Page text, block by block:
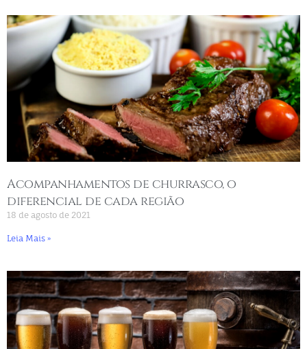
Acompanhamentos de churrasco, o
diferencial de cada região
18 de agosto de 2021
Leia Mais »